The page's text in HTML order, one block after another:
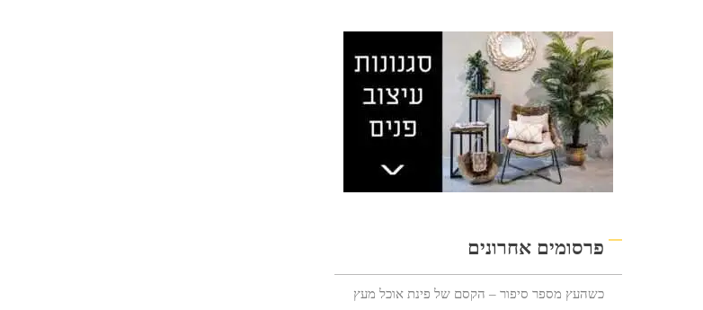
פרסומים אחרונים
כשהעץ מספר סיפור – הקסם של פינת אוכל מעץ